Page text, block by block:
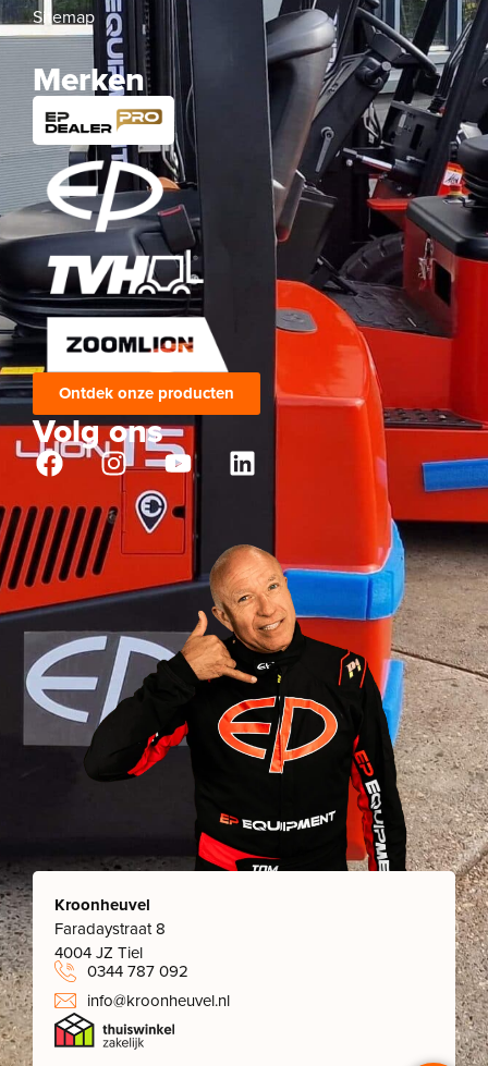
Sitemap
Merken
Ontdek onze producten
Volg ons
Kroonheuvel
Faradaystraat 8
4004 JZ Tiel
0344 787 092
info@kroonheuvel.nl